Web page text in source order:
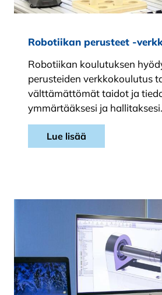
Robotiikan perusteet -
Robotiikan koulutuksen
perusteiden verkkokoulutus
välttämättömät taidot ja
ymmärtääksesi ja
Lue lisää